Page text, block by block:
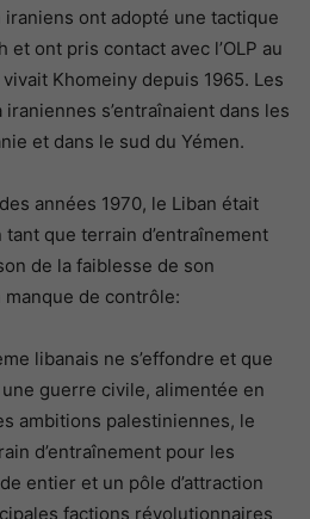
iraniens ont adopté une tactique
ont pris contact avec l’OLP au
vivait Khomeiny depuis 1965. Les
s’entraînaient dans les
et dans le sud du Yémen.
années 1970, le Liban était
que terrain d’entraînement
de la faiblesse de son
de contrôle:
libanais ne s’effondre et que
guerre civile, alimentée en
ambitions palestiniennes, le
d’entraînement pour les
entier et un pôle d’attraction
factions révolutionnaires